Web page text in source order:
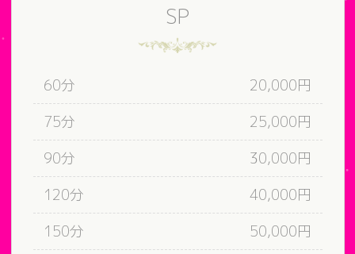
SP
60分
20,000円
75分
25,000円
90分
30,000円
120分
40,000円
150分
50,000円